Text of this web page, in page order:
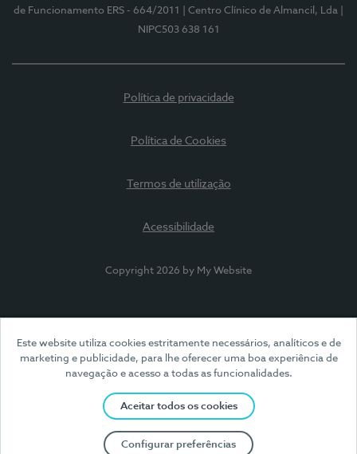
Este website utiliza cookies estritamente necessários, analíticos e de
marketing e publicidade, para lhe oferecer uma boa experiência de
navegação e acesso a todas as funcionalidades.
Aceitar todos os cookies
Configurar preferências
de Funcionamento ERS - 664/2011
| Centro Clínico de Almancil, Lda
NIPC503 638 161
Política de privacidade
Política de Cookies
Termos de utilização
Acessibilidade
Copyright 2026 by My Website